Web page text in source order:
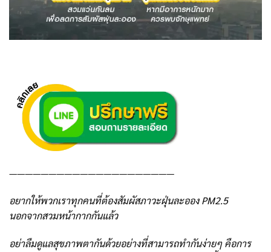
—————————————————————
อยากให้พวกเราทุกคนที่ต้องสัมผัสภาวะฝุ่นละออง PM2.5
นอกจากสวมหน้ากากกันแล้ว
อย่าลืมดูแลสุขภาพตากันด้วยอย่างที่สามารถทำกันง่ายๆ คือการ